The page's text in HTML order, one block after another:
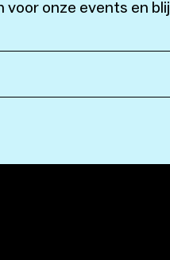
onze events en